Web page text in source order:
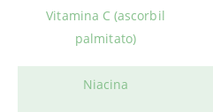
Vitamina C (ascorbil
palmitato)
Niacina